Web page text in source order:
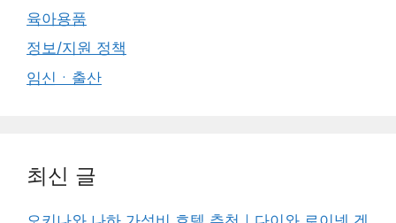
육아용품
정보/지원 정책
임신ㆍ출산
최신 글